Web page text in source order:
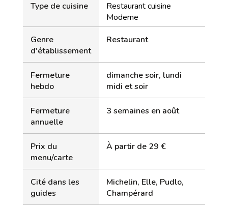
Type de cuisine
Restaurant cuisine
Moderne
Genre
d'établissement
Restaurant
Fermeture
hebdo
dimanche soir, lundi
midi et soir
Fermeture
annuelle
3 semaines en août
Prix du
menu/carte
À partir de 29 €
Cité dans les
guides
Michelin, Elle, Pudlo,
Champérard